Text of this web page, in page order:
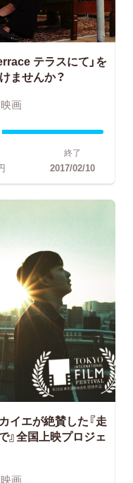
テラスにて」を
ませんか？
映画
終了
2017/02/10
イエが絶賛した『走
』全国上映プロジェ
映画